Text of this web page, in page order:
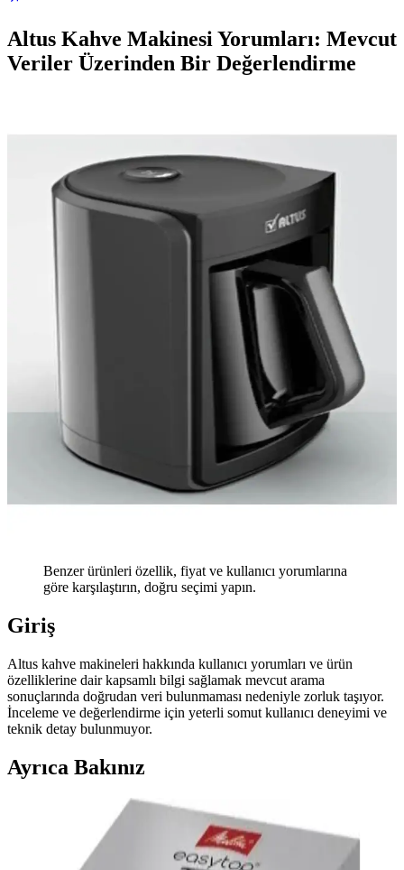
Altus Kahve Makinesi Yorumları: Mevcut
Veriler Üzerinden Bir Değerlendirme
Benzer ürünleri özellik, fiyat ve kullanıcı yorumlarına
göre karşılaştırın, doğru seçimi yapın.
Giriş
Altus kahve makineleri hakkında kullanıcı yorumları ve ürün
özelliklerine dair kapsamlı bilgi sağlamak mevcut arama
sonuçlarında doğrudan veri bulunmaması nedeniyle zorluk taşıyor.
İnceleme ve değerlendirme için yeterli somut kullanıcı deneyimi ve
teknik detay bulunmuyor.
Ayrıca Bakınız
Parmak Arası Terlik ve Kahve Teması: Güncel
Trendler ve Kullanım Alanları